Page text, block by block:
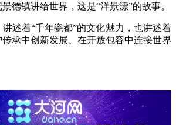
德镇讲给世界，这是“洋景漂”的故事。
着“千年瓷都”的文化魅力，也讲述着
承中创新发展、在开放包容中连接世界